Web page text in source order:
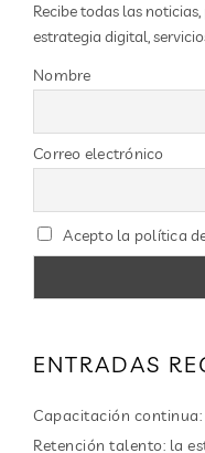
Recibe todas las
estrategia digital,
Nombre
Correo electrónico
Acepto la política
ENTRADAS
Capacitación
Retención talento: la